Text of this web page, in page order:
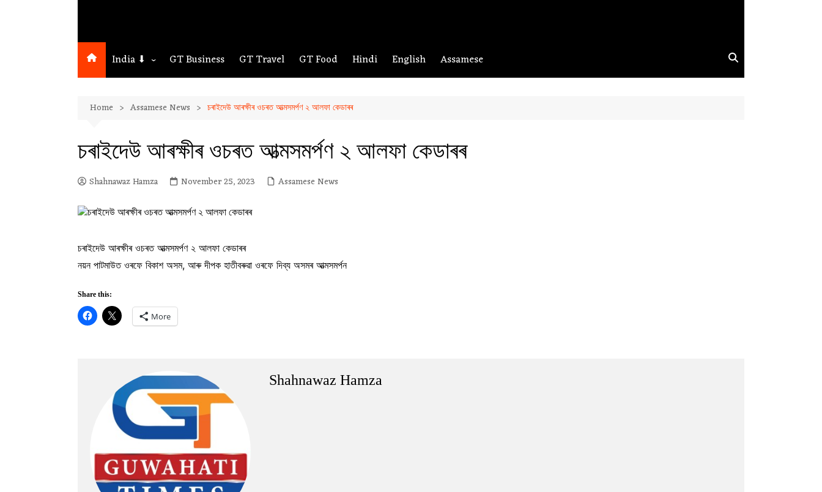
India ⬇
Guwahati
GT Business GT Travel GT Food Hindi English Assamese
Home Assamese News চৰাইদেউ আৰক্ষীৰ ওচৰত আত্মসমৰ্পণ ২ আলফা কেডাৰৰ
চৰাইদেউ আৰক্ষীৰ ওচৰত আত্মসমৰ্পণ ২ আলফা কেডাৰৰ
Shahnawaz Hamza November 25, 2023 Assamese News
চৰাইদেউ আৰক্ষীৰ ওচৰত আত্মসমৰ্পণ ২ আলফা কেডাৰৰ
নয়ন পাটমাউত ওৰফে বিকাশ অসম, আৰু দীপক হাতীবৰুৱা ওৰফে দিব্য অসমৰ আত্মসমৰ্পন
Share this:
More
Shahnawaz Hamza